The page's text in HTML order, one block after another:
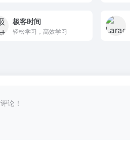
极客时间
轻松学习，高效学习
论！